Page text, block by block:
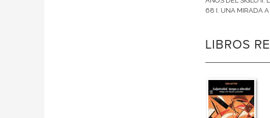
68 I. UNA MIRADA A
LIBROS